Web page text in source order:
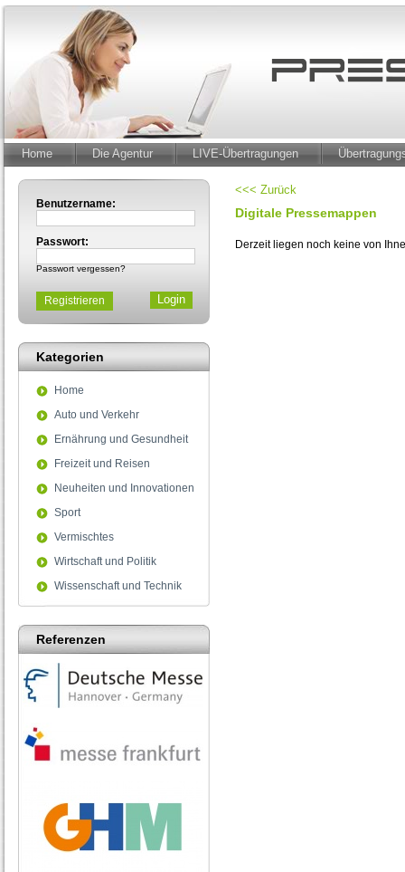
Home Die Agentur LIVE-Übertragungen
Benutzername:
Passwort:
Passwort vergessen?
Registrieren
Kategorien
Home
Auto und Verkehr
Ernährung und Gesundheit
Freizeit und Reisen
Neuheiten und Innovationen
Sport
Vermischtes
Wirtschaft und Politik
Wissenschaft und Technik
Referenzen
<<< Zurück
Digitale Pressemappen
Derzeit liegen noch keine von